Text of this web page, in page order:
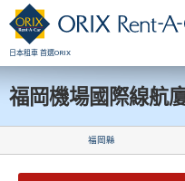
日本租車 首選ORIX
福岡機場國際線航
福岡縣